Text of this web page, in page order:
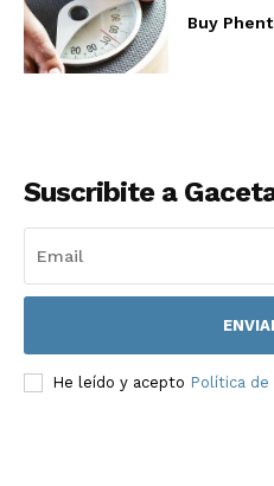
Buy
Suscribite a
He leído y acepto Política de